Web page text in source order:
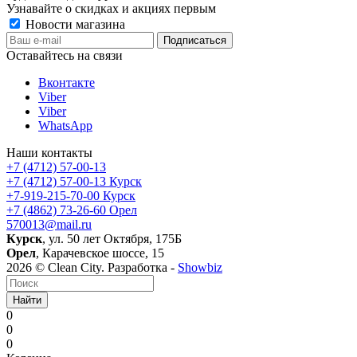
Узнавайте о скидках и акциях первым
Новости магазина
Оставайтесь на связи
Вконтакте
Viber
Viber
WhatsApp
Наши контакты
+7 (4712) 57-00-13
+7 (4712) 57-00-13 Курск
+7-919-215-70-00 Курск
+7 (4862) 73-26-60 Орел
570013@mail.ru
Курск, ул. 50 лет Октября, 175Б
Орел, Карачевское шоссе, 15
2026 © Clean City. Разработка - Showbiz
Найти
0
0
0